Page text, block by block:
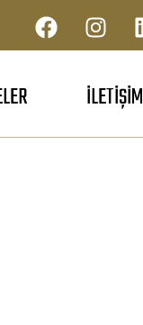
İLETIŞIM